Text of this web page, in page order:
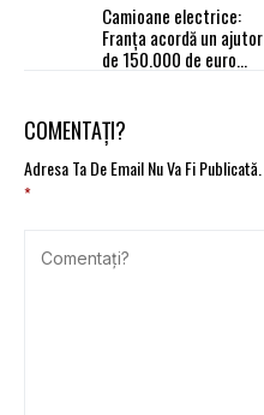
Camioane electrice:
Franța acordă un ajutor
de 150.000 de euro
COMENTAȚI?
Adresa Ta De Email Nu Va Fi Publicată.
*